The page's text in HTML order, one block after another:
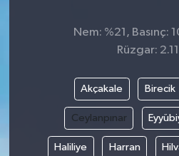
Nem: %21, Basınç:
Rüzgar:
Akçakale Birecik
Ceylanpınar
Haliliye Harran